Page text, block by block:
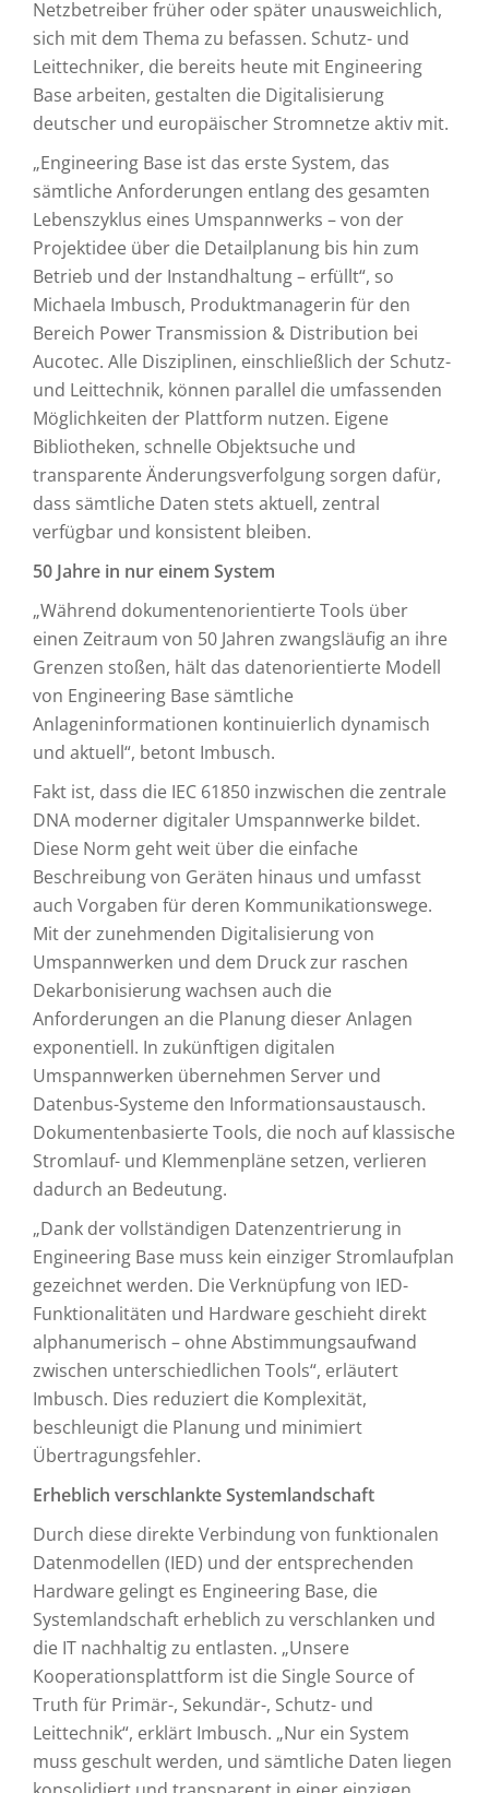
Netzbetreiber früher oder später unausweichlich,
sich mit dem Thema zu befassen. Schutz- und
Leittechniker, die bereits heute mit Engineering
Base arbeiten, gestalten die Digitalisierung
deutscher und europäischer Stromnetze aktiv mit.
„Engineering Base ist das erste System, das
sämtliche Anforderungen entlang des gesamten
Lebenszyklus eines Umspannwerks – von der
Projektidee über die Detailplanung bis hin zum
Betrieb und der Instandhaltung – erfüllt“, so
Michaela Imbusch, Produktmanagerin für den
Bereich Power Transmission & Distribution bei
Aucotec. Alle Disziplinen, einschließlich der Schutz-
und Leittechnik, können parallel die umfassenden
Möglichkeiten der Plattform nutzen. Eigene
Bibliotheken, schnelle Objektsuche und
transparente Änderungsverfolgung sorgen dafür,
dass sämtliche Daten stets aktuell, zentral
verfügbar und konsistent bleiben.
50 Jahre in nur einem System
„Während dokumentenorientierte Tools über
einen Zeitraum von 50 Jahren zwangsläufig an ihre
Grenzen stoßen, hält das datenorientierte Modell
von Engineering Base sämtliche
Anlageninformationen kontinuierlich dynamisch
und aktuell“, betont Imbusch.
Fakt ist, dass die IEC 61850 inzwischen die zentrale
DNA moderner digitaler Umspannwerke bildet.
Diese Norm geht weit über die einfache
Beschreibung von Geräten hinaus und umfasst
auch Vorgaben für deren Kommunikationswege.
Mit der zunehmenden Digitalisierung von
Umspannwerken und dem Druck zur raschen
Dekarbonisierung wachsen auch die
Anforderungen an die Planung dieser Anlagen
exponentiell. In zukünftigen digitalen
Umspannwerken übernehmen Server und
Datenbus-Systeme den Informationsaustausch.
Dokumentenbasierte Tools, die noch auf klassische
Stromlauf- und Klemmenpläne setzen, verlieren
dadurch an Bedeutung.
„Dank der vollständigen Datenzentrierung in
Engineering Base muss kein einziger Stromlaufplan
gezeichnet werden. Die Verknüpfung von IED-
Funktionalitäten und Hardware geschieht direkt
alphanumerisch – ohne Abstimmungsaufwand
zwischen unterschiedlichen Tools“, erläutert
Imbusch. Dies reduziert die Komplexität,
beschleunigt die Planung und minimiert
Übertragungsfehler.
Erheblich verschlankte Systemlandschaft
Durch diese direkte Verbindung von funktionalen
Datenmodellen (IED) und der entsprechenden
Hardware gelingt es Engineering Base, die
Systemlandschaft erheblich zu verschlanken und
die IT nachhaltig zu entlasten. „Unsere
Kooperationsplattform ist die Single Source of
Truth für Primär-, Sekundär-, Schutz- und
Leittechnik“, erklärt Imbusch. „Nur ein System
muss geschult werden, und sämtliche Daten liegen